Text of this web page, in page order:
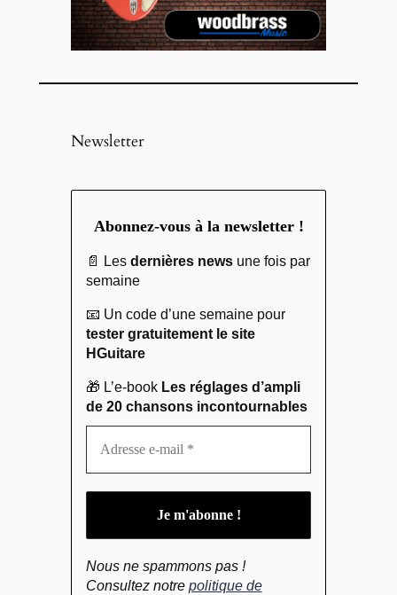
Newsletter
Abonnez-vous à la newsletter !
📄 Les dernières newsune fois par
semaine
📧 Un code d’une semaine pour
tester gratuitement le site
HGuitare
🎁 L’e-book Les réglages d’ampli
de 20 chansons incontournables
Nous ne spammons pas !
Consultez notre politique de